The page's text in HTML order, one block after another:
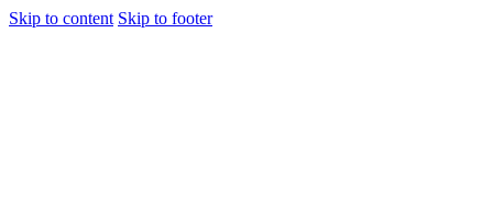
Skip to content Skip to footer